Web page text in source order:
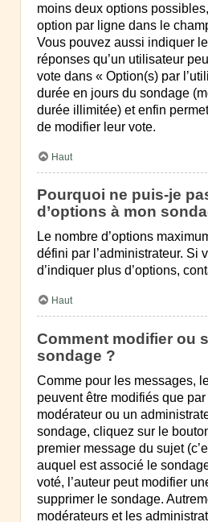
moins deux options
option par ligne dans le
Vous pouvez aussi indiquer
réponses qu’un utilisateur
vote dans « Option(s) par
durée en jours du sondage
durée illimitée) et enfin
de modifier leur vote.
Haut
Pourquoi ne puis-je
d’options à mon
Le nombre d’options
défini par l’administrateur. Si
d’indiquer plus d’options,
Haut
Comment modifier ou
sondage ?
Comme pour les messages,
peuvent être modifiés que
modérateur ou un
sondage, cliquez sur le
premier message du sujet
auquel est associé le
voté, l’auteur peut modifier
supprimer le sondage.
modérateurs et les